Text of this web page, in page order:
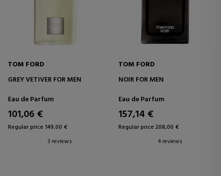
TOM FORD
GREY VETIVER FOR MEN
Eau de Parfum
101,06 €
Regular price 149,00 €
3 reviews
TOM FORD
NOIR FOR MEN
Eau de Parfum
157,14 €
Regular price 208,00 €
4 reviews